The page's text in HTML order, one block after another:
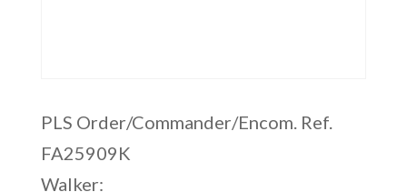
PLS Order/Commander/Encom. Ref.
FA25909K
Walker: